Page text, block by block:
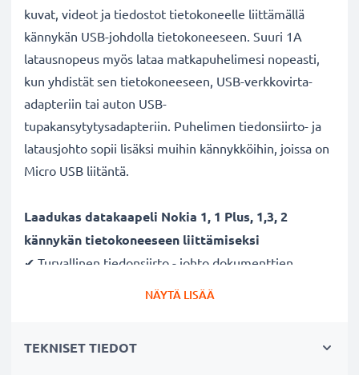
kuvat, videot ja tiedostot tietokoneelle liittämällä
kännykän USB-johdolla tietokoneeseen. Suuri 1A
latausnopeus myös lataa matkapuhelimesi nopeasti,
kun yhdistät sen tietokoneeseen, USB-verkkovirta-
adapteriin tai auton USB-
tupakansytytysadapteriin. Puhelimen tiedonsiirto- ja
latausjohto sopii lisäksi muihin kännykköihin, joissa on
Micro USB liitäntä.
Laadukas datakaapeli Nokia 1, 1 Plus, 1,3, 2
kännykän tietokoneeseen liittämiseksi
✔ Turvallinen tiedonsiirto - johto dokumenttien,
suurella 480 MBit/s - USB 2.0 nopeudella
NÄYTÄ LISÄÄ
TEKNISET TIEDOT